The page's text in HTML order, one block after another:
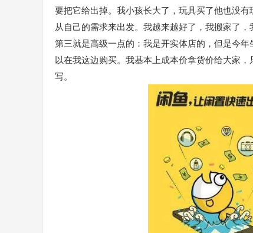
要把它给出掉。我小孩长大了，玩具买了他也没
从自己的需求来出发。我越来越好了，我搬家了
第三就是高级一点的：我是开实体店的，但是今
以在我这边购买。我基本上成本价拿货价给大家
写。